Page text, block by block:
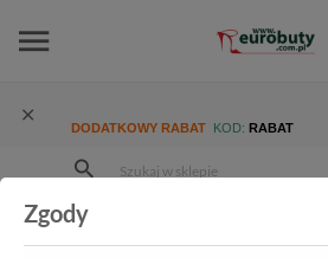
DODATKOWY RABAT KOD: RABAT
5 par butów, które powinna mieć każda
Zgody